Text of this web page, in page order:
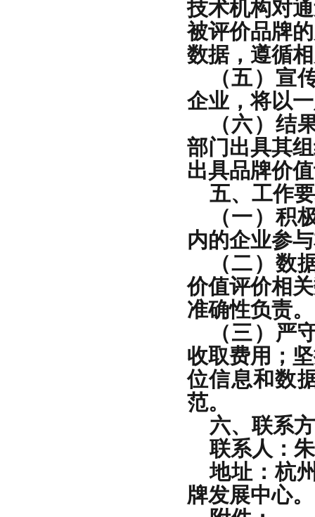
技术机构对
被评价品牌
数据，遵循
（五）宣
企业，将以
（六）结
部门出具其
出具品牌价
五、工作
（一）积
内的企业参
（二）数
价值评价相
准确性负责。
（三）严
收取费用；
位信息和数
范。
六、联系
联系人：
地址：杭
牌发展中心。